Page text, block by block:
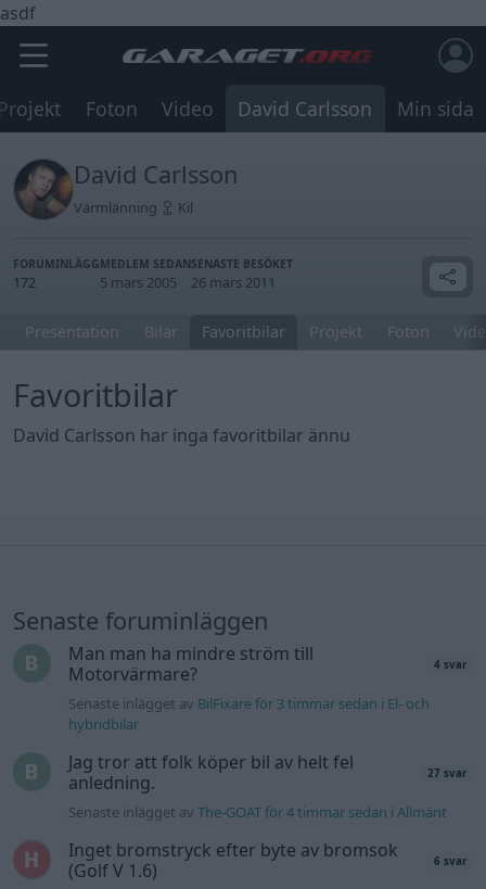
asdf
Foton Video David Carlsson Min sida
David Carlsson
Värmlänning Kil
FORUMINLÄGG
172
MEDLEM SEDAN
5 mars 2005
SENASTE BESÖKET
26 mars 2011
Presentation Bilar Favoritbilar Projekt Foton
Favoritbilar
David Carlsson har inga favoritbilar ännu
Senaste foruminläggen
Man man ha mindre ström till
Motorvärmare?
4 svar
Senaste inlägget av BilFixare för 3 timmar sedan i El- och
hybridbilar
Jag tror att folk köper bil av helt fel
anledning.
27 svar
Senaste inlägget avThe-GOAT för 4 timmar sedan iAllmänt
Inget bromstryck efter byte av bromsok
(Golf V 1.6)
6 svar